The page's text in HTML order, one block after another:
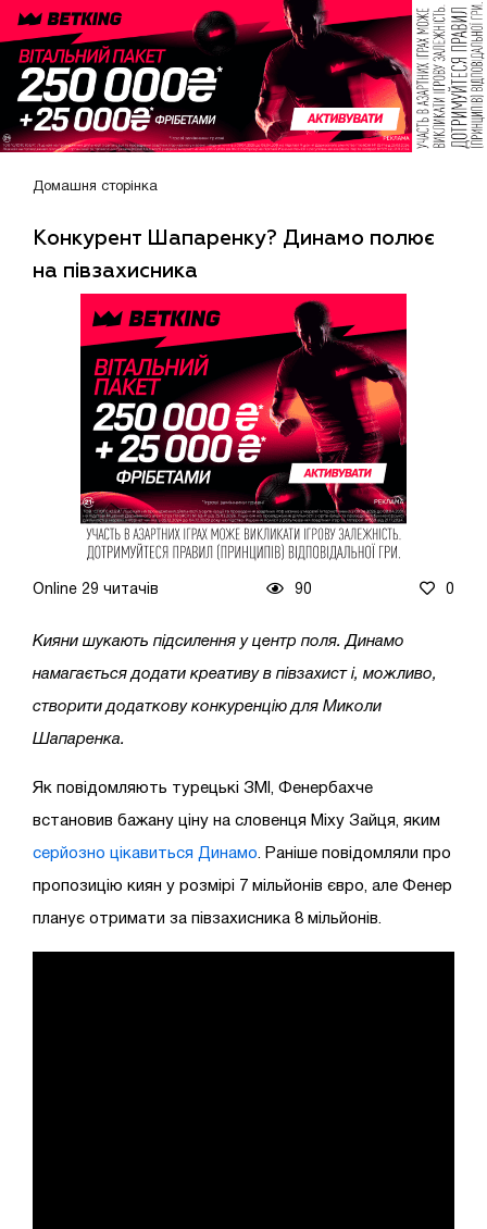
Домашня сторінка
Конкурент Шапаренку? Динамо полює
на півзахисника
Online 29 читачів 90 0
Кияни шукають підсилення у центр поля. Динамо
намагається додати креативу в півзахист і, можливо,
створити додаткову конкуренцію для Миколи
Шапаренка.
Як повідомляють турецькі ЗМІ, Фенербахче
встановив бажану ціну на словенця Міху Зайця, яким
серйозно цікавиться Динамо . Раніше повідомляли про
пропозицію киян у розмірі 7 мільйонів євро, але Фенер
планує отримати за півзахисника 8 мільйонів.